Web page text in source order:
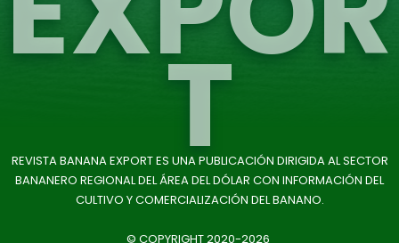
T
REVISTA BANANA EXPORT ES UNA PUBLICACIÓN DIRIGIDA AL SECTOR
BANANERO REGIONAL DEL ÁREA DEL DÓLAR CON INFORMACIÓN DEL
CULTIVO Y COMERCIALIZACIÓN DEL BANANO.
© COPYRIGHT 2020-2026